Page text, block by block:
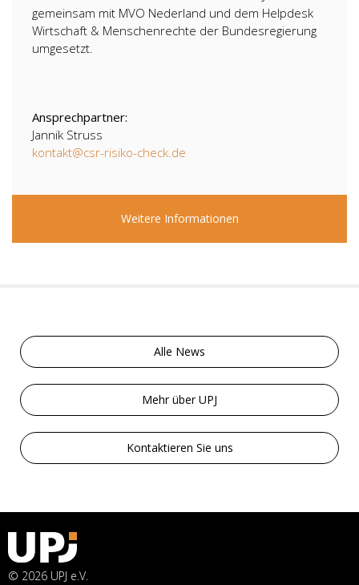
gemeinsam mit MVO Nederland und dem Helpdesk
Wirtschaft & Menschenrechte der Bundesregierung
umgesetzt.
Ansprechpartner:
Jannik Struss
kontakt@csr-risiko-check.de
Weitere Informationen
Alle News
Mehr über UPJ
Kontaktieren Sie uns
© 2026 UPJ e.V.